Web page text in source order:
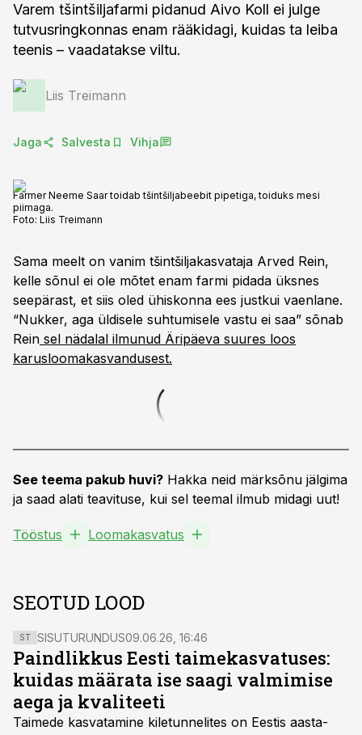
Varem tšintšiljafarmi pidanud Aivo Koll ei julge
tutvusringkonnas enam rääkidagi, kuidas ta leiba
teenis – vaadatakse viltu.
Liis Treimann
Jaga Salvesta Vihja
Farmer Neeme Saar toidab tšintšiljabeebit pipetiga, toiduks mesi
piimaga.
Foto: Liis Treimann
Sama meelt on vanim tšintšiljakasvataja Arved Rein,
kelle sõnul ei ole mõtet enam farmi pidada üksnes
seepärast, et siis oled ühiskonna ees justkui vaenlane.
“Nukker, aga üldisele suhtumisele vastu ei saa” sõnab
Rein sel nädalal ilmunud Äripäeva suures loos
karusloomakasvandusest.
See teema pakub huvi? Hakka neid märksõnu jälgima
ja saad alati teavituse, kui sel teemal ilmub midagi uut!
Tööstus Loomakasvatus
SEOTUD LOOD
ST SISUTURUNDUS09.06.26, 16:46
Paindlikkus Eesti taimekasvatuses:
kuidas määrata ise saagi valmimise
aega ja kvaliteeti
Taimede kasvatamine kiletunnelites on Eestis aasta-